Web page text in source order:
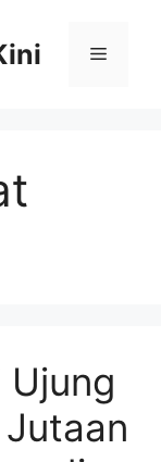
Menu
Ujung